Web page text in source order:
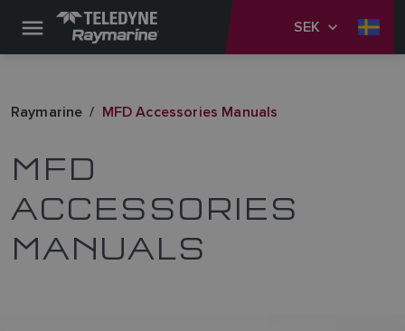
SEK
Raymarine MFD Accessories Manuals
MFD
ACCESSORIES
MANUALS